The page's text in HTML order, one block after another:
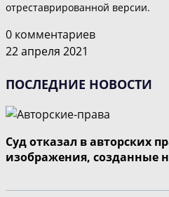
отреставрированной версии.
0 комментариев
22 апреля 2021
ПОСЛЕДНИЕ НОВОСТИ
Суд отказал в авторских
изображения, созданные